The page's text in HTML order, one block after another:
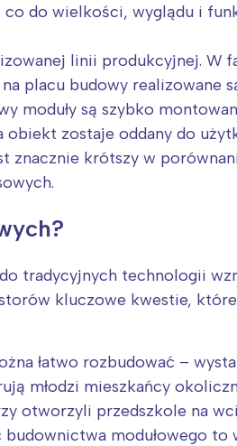
co do wielkości, wyglądu i
linii produkcyjnej. W
placu budowy realizowane
moduły są szybko
zostaje oddany do
znacznie krótszy w
tradycyjnych technologii
kluczowe kwestie,
łatwo rozbudować –
młodzi mieszkańcy
otworzyli przedszkole na
modułowego to
Śląsk
Południe
Północ
Wszystkie
Wybieram